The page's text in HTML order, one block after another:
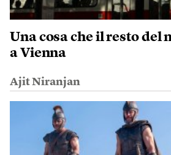
Una cosa che il resto del
a Vienna
Ajit Niranjan